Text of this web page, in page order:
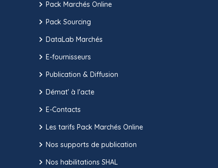
Pack Marchés Online
Pack Sourcing
DataLab Marchés
E-fournisseurs
Publication & Diffusion
Démat' à l'acte
E-Contacts
Les tarifs Pack Marchés Online
Nos supports de publication
Nos habilitations SHAL